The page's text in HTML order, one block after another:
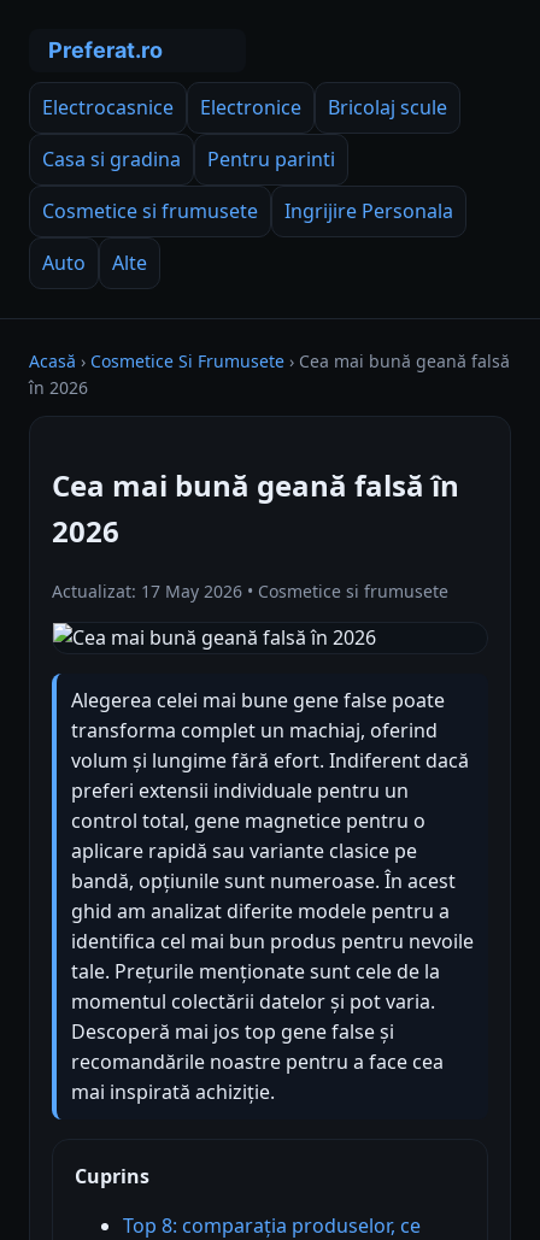
Electrocasnice Electronice
Bricolaj scule
Casa si gradina
Pentru parinti
Cosmetice si frumusete
Ingrijire Personala
Auto
Alte
Acasă › Cosmetice Si Frumusete › Cea mai bună geană falsă
în 2026
Cea mai bună geană falsă în
2026
Actualizat: 17 May 2026 • Cosmetice si frumusete
Alegerea celei mai bune gene false poate
transforma complet un machiaj, oferind
volum și lungime fără efort. Indiferent dacă
preferi extensii individuale pentru un
control total, gene magnetice pentru o
aplicare rapidă sau variante clasice pe
bandă, opțiunile sunt numeroase. În acest
ghid am analizat diferite modele pentru a
identifica cel mai bun produs pentru nevoile
tale. Prețurile menționate sunt cele de la
momentul colectării datelor și pot varia.
Descoperă mai jos top gene false și
recomandările noastre pentru a face cea
mai inspirată achiziție.
Cuprins
Top 8: comparația produselor, ce